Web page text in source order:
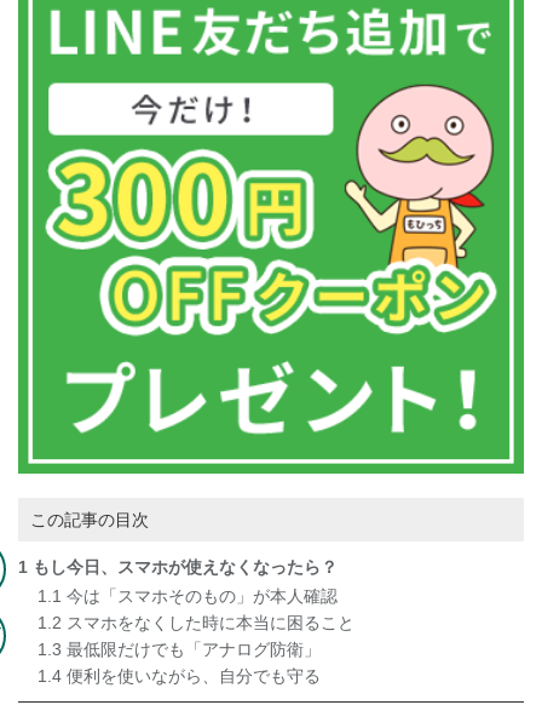
この記事の目次
1 もし今日、スマホが使えなくなったら？
1.1 今は「スマホそのもの」が本人確認
1.2 スマホをなくした時に本当に困ること
1.3 最低限だけでも「アナログ防衛」
1.4 便利を使いながら、自分でも守る